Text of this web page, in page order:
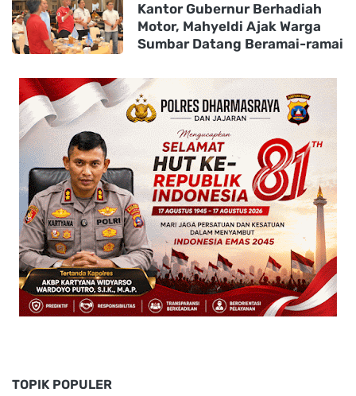
Kantor Gubernur Berhadiah
Motor, Mahyeldi Ajak Warga
Sumbar Datang Beramai-ramai
TOPIK POPULER